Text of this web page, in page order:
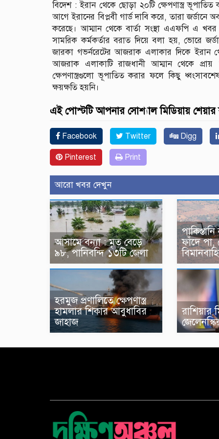
বিদেশ : ইরান থেকে ছোড়া ২০টি ক্ষেপণাস্ত্র
আগে ইরানের বিপ্লবী গার্ড দাবি করে, তারা জর্ডানে
করেছে। আম্মান থেকে বার্তা সংস্থা এএফপি এ
সামরিক কর্মকর্তার বরাত দিয়ে বলা হয়, ভোরে
জারকা গভর্নরেটের আজরাক এলাকার দিকে ইরান
আজরাক এলাকাটি রাজধানী আম্মান থেকে
ক্ষেপণাস্ত্রগুলো ভূপাতিত করার ফলে কিছু
ক্ষয়ক্ষতি হয়নি।
এই পোস্টটি আপনার সোশ্যাল মিডিয়ায়
Facebook Twitter Digg
Pinterest Print
আরো খবর দেখুন
আসামে বন্যা : মৃত বেড়ে
৯৮, পানিবন্দি ১৩টি জেলা
ফাঁদে পা,
হরমুজ প্রণালিতে ক্ষেপণাস্ত্র
হামলার শিকার আবুধাবির
জাহাজ
রাশিয়ার